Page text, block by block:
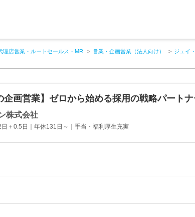
理店営業・ルートセールス・MR 営業・企画営業（法人向け） ジェイ
企画営業】ゼロから始める採用の戦略パートナ
株式会社
＋0.5日｜年休131日～｜手当・福利厚生充実